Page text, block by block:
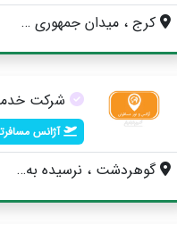
کرج ، میدان جمهوری ضلع غربی پل روحانی ، خیابان گلستان اتحاد ، ساختمان شعله ، واحد ۱۶
شرکت
آژانس
گوهردشت ، نرسیده به فلکه اول ، کوی اتحاد ، طبقه فوقانی مسجدالرحمن